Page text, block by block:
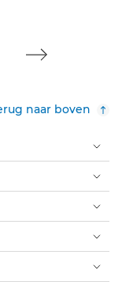
naar boven